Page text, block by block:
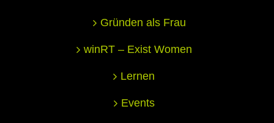
Gründen als Frau
winRT – Exist Women
Lernen
Events